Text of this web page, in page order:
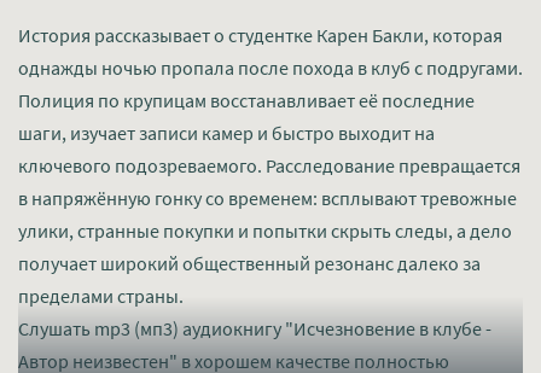
История рассказывает о студентке Карен Бакли, которая
однажды ночью пропала после похода в клуб с подругами.
Полиция по крупицам восстанавливает её последние
шаги, изучает записи камер и быстро выходит на
ключевого подозреваемого. Расследование превращается
в напряжённую гонку со временем: всплывают тревожные
улики, странные покупки и попытки скрыть следы, а дело
получает широкий общественный резонанс далеко за
пределами страны.
Слушать mp3 (мп3) аудиокнигу "Исчезновение в клубе -
Автор неизвестен" в хорошем качестве полностью